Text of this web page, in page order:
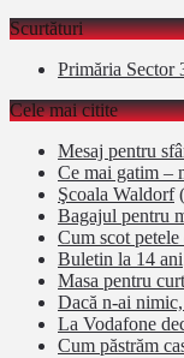
Scurtături
Primăria Sector
Cele mai citite
Mesaj pentru
Ce mai gatim –
Şcoala Waldorf
Bagajul pentru
Cum scot petele
Buletin la 14 ani
Masa pentru
Dacă n-ai
La Vodafone
Cum păstrăm